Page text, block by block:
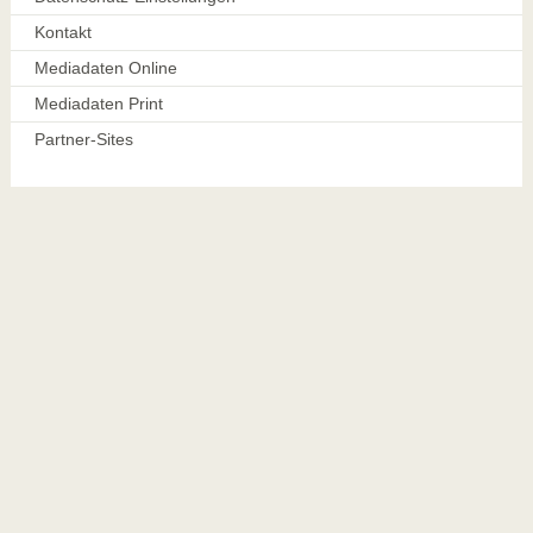
Kontakt
Mediadaten Online
Mediadaten Print
Partner-Sites